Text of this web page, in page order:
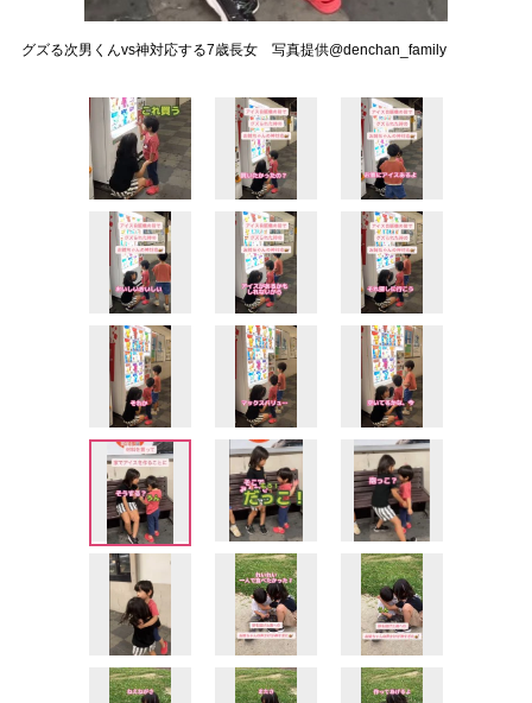
グズる次男くんvs神対応する7歳長女 写真提供@denchan_family